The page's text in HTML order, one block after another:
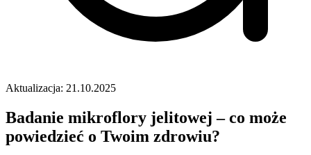
Aktualizacja: 21.10.2025
Badanie mikroflory jelitowej – co może
powiedzieć o Twoim zdrowiu?